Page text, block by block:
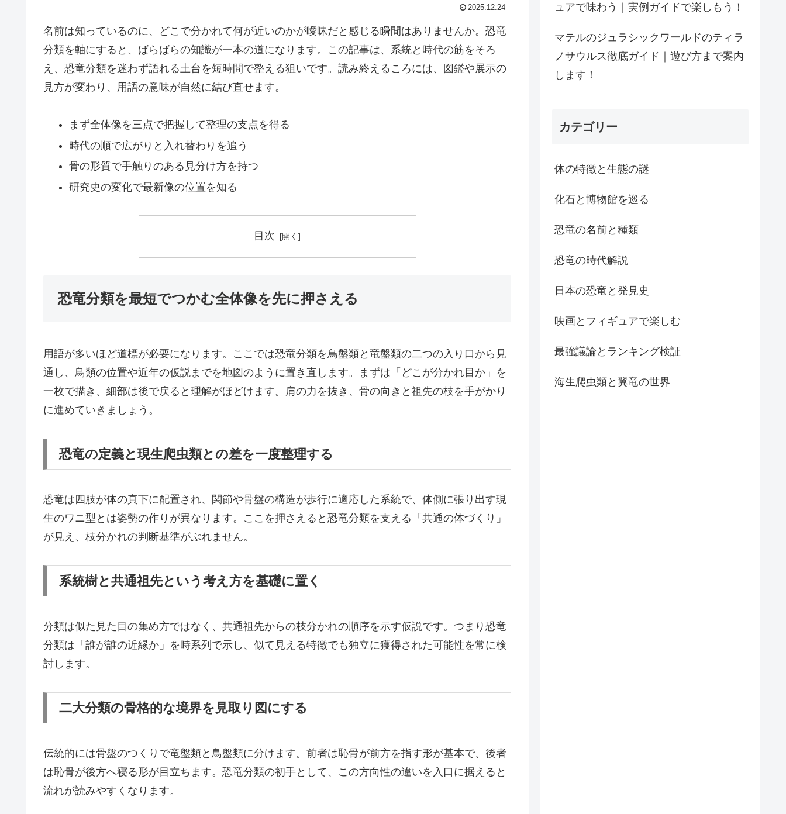
2025.12.24
名前は知っているのに、どこで分かれて何が近いのかが曖昧だと感じる瞬間はありませんか。恐竜
分類を軸にすると、ばらばらの知識が一本の道になります。この記事は、系統と時代の筋をそろ
え、恐竜分類を迷わず語れる土台を短時間で整える狙いです。読み終えるころには、図鑑や展示の
見方が変わり、用語の意味が自然に結び直せます。
まず全体像を三点で把握して整理の支点を得る
時代の順で広がりと入れ替わりを追う
骨の形質で手触りのある見分け方を持つ
研究史の変化で最新像の位置を知る
目次
恐竜分類を最短でつかむ全体像を先に押さえる
用語が多いほど道標が必要になります。ここでは恐竜分類を鳥盤類と竜盤類の二つの入り口から見
通し、鳥類の位置や近年の仮説までを地図のように置き直します。まずは「どこが分かれ目か」を
一枚で描き、細部は後で戻ると理解がほどけます。肩の力を抜き、骨の向きと祖先の枝を手がかり
に進めていきましょう。
恐竜の定義と現生爬虫類との差を一度整理する
恐竜は四肢が体の真下に配置され、関節や骨盤の構造が歩行に適応した系統で、体側に張り出す現
生のワニ型とは姿勢の作りが異なります。ここを押さえると恐竜分類を支える「共通の体づくり」
が見え、枝分かれの判断基準がぶれません。
系統樹と共通祖先という考え方を基礎に置く
分類は似た見た目の集め方ではなく、共通祖先からの枝分かれの順序を示す仮説です。つまり恐竜
分類は「誰が誰の近縁か」を時系列で示し、似て見える特徴でも独立に獲得された可能性を常に検
討します。
二大分類の骨格的な境界を見取り図にする
伝統的には骨盤のつくりで竜盤類と鳥盤類に分けます。前者は恥骨が前方を指す形が基本で、後者
は恥骨が後方へ寝る形が目立ちます。恐竜分類の初手として、この方向性の違いを入口に据えると
流れが読みやすくなります。
ュアで味わう｜実例ガイドで楽しもう！
マテルのジュラシックワールドのティラ
ノサウルス徹底ガイド｜遊び方まで案内
します！
カテゴリー
体の特徴と生態の謎
化石と博物館を巡る
恐竜の名前と種類
恐竜の時代解説
日本の恐竜と発見史
映画とフィギュアで楽しむ
最強議論とランキング検証
海生爬虫類と翼竜の世界